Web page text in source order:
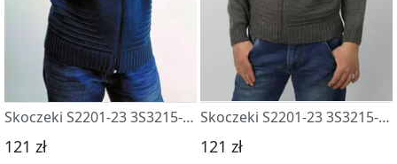
Skoczeki S2201-23 3S3215-D43 gabardin
121 zł
Skoczeki S2201-23 3S3215-D43 sv. grafitovyj
121 zł